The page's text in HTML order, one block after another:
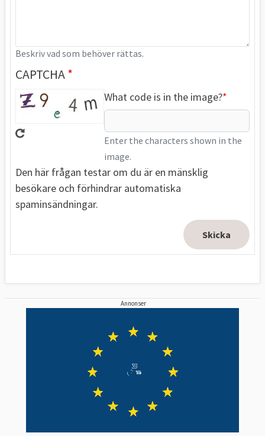
Beskriv vad som behöver rättas.
CAPTCHA
What code is in the image?
Enter the characters shown in the
image.
Den här frågan testar om du är en mänsklig
besökare och förhindrar automatiska
spaminsändningar.
Annonser